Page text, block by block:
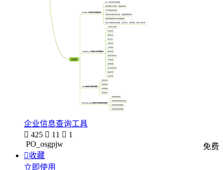
企业信息查询工具
 425  11  1
PO_osgpjw
免费
收藏
立即使用